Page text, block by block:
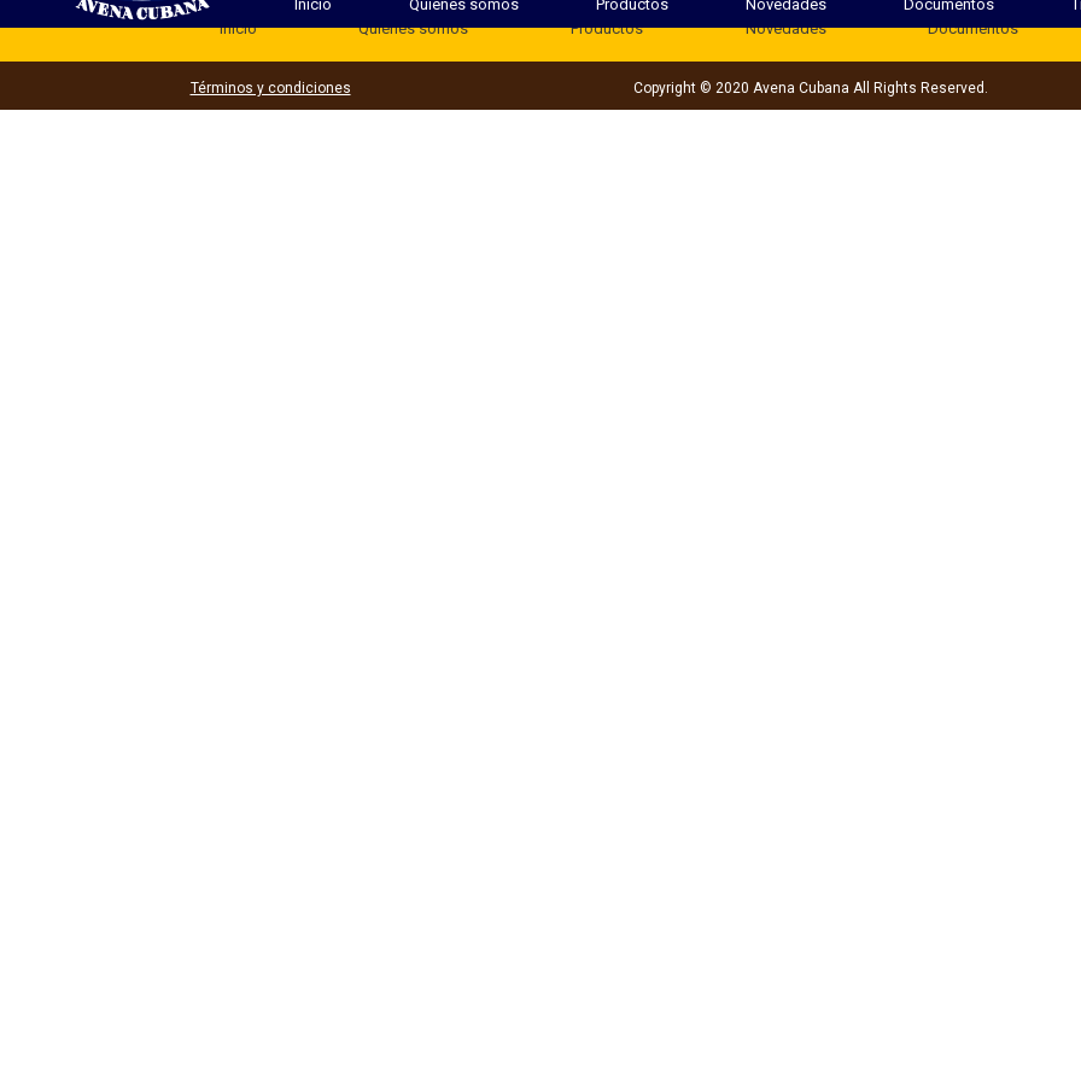
Inicio Quienes somos Productos Novedades Documentos
Inicio
Quienes somos Productos Novedades Documentos
Términos y condiciones Copyright © 2020 Avena Cubana All Rights Reserved.